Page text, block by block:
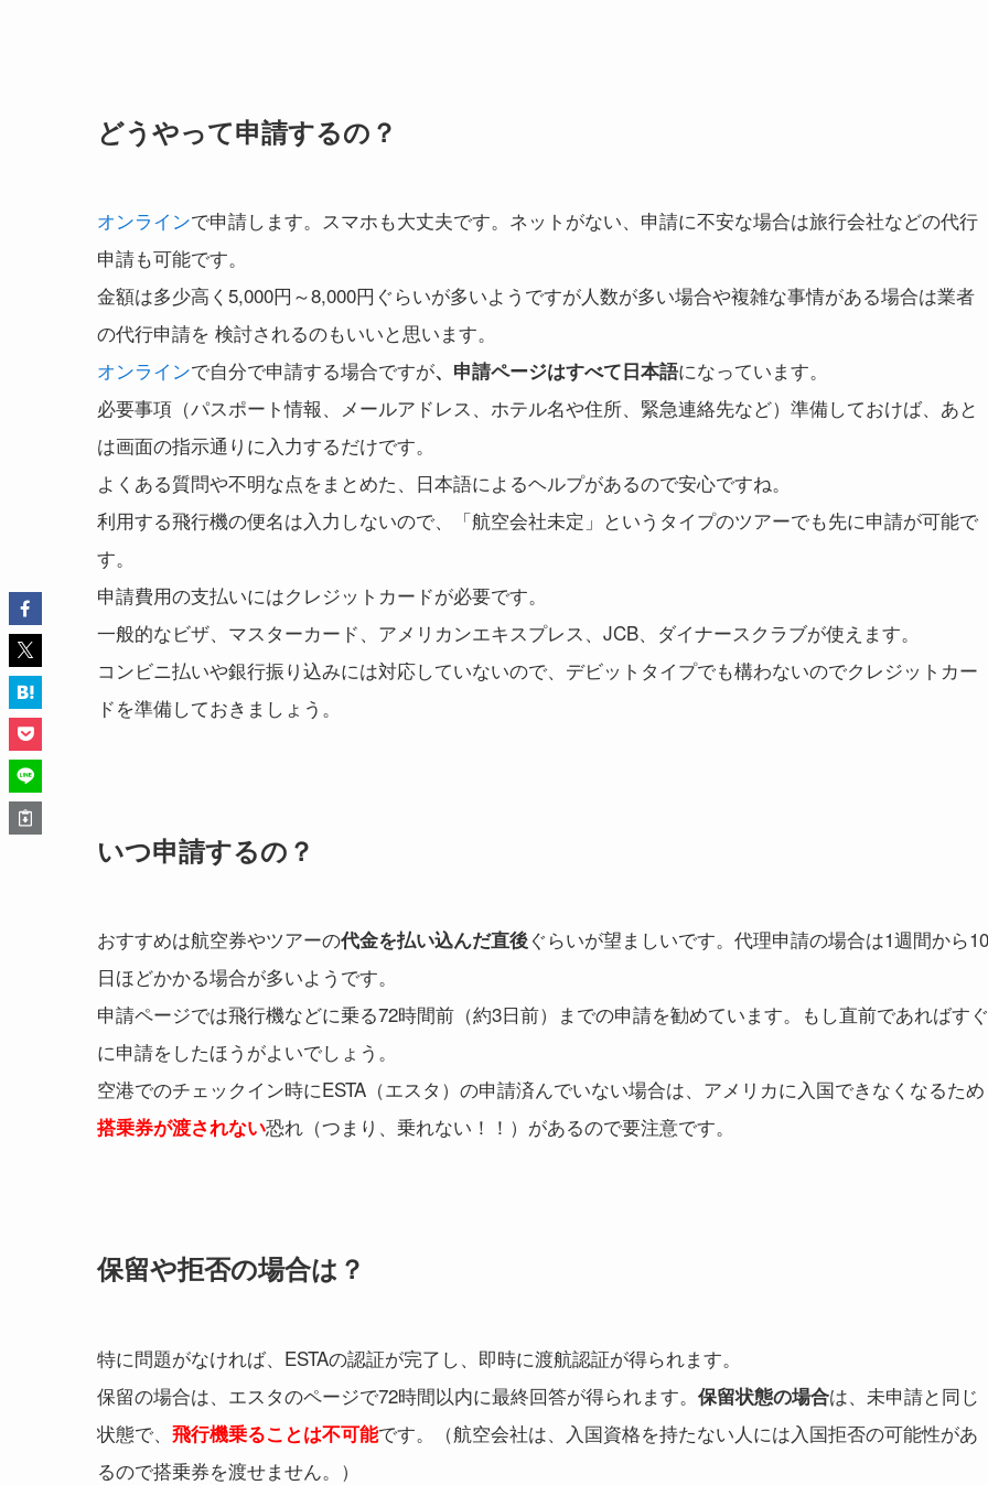
どうやって申請するの？
オンラインで申請します。スマホも大丈夫です。ネットがない、申請に不安な場合は旅行会社などの代行
申請も可能です。
金額は多少高く5,000円～8,000円ぐらいが多いようですが人数が多い場合や複雑な事情がある場合は業者
の代行申請を 検討されるのもいいと思います。
オンラインで自分で申請する場合ですが、申請ページはすべて日本語になっています。
必要事項（パスポート情報、メールアドレス、ホテル名や住所、緊急連絡先など）準備しておけば、あと
は画面の指示通りに入力するだけです。
よくある質問や不明な点をまとめた、日本語によるヘルプがあるので安心ですね。
利用する飛行機の便名は入力しないので、「航空会社未定」というタイプのツアーでも先に申請が可能で
す。
申請費用の支払いにはクレジットカードが必要です。
一般的なビザ、マスターカード、アメリカンエキスプレス、JCB、ダイナースクラブが使えます。
コンビニ払いや銀行振り込みには対応していないので、デビットタイプでも構わないのでクレジットカー
ドを準備しておきましょう。
いつ申請するの？
おすすめは航空券やツアーの代金を払い込んだ直後ぐらいが望ましいです。代理申請の場合は1週間から10
日ほどかかる場合が多いようです。
申請ページでは飛行機などに乗る72時間前（約3日前）までの申請を勧めています。もし直前であればすぐ
に申請をしたほうがよいでしょう。
空港でのチェックイン時にESTA（エスタ）の申請済んでいない場合は、アメリカに入国できなくなるため
搭乗券が渡されない恐れ（つまり、乗れない！！）があるので要注意です。
保留や拒否の場合は？
特に問題がなければ、ESTAの認証が完了し、即時に渡航認証が得られます。
保留の場合は、エスタのページで72時間以内に最終回答が得られます。 保留状態の場合は、未申請と同じ
状態で、 飛行機乗ることは不可能です。（航空会社は、入国資格を持たない人には入国拒否の可能性があ
るので搭乗券を渡せません。）